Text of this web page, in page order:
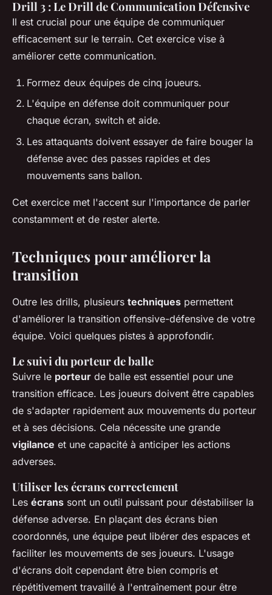
Drill 3 : Le Drill de Communication Défensive
Il est crucial pour une équipe de communiquer
efficacement sur le terrain. Cet exercice vise à
améliorer cette communication.
Formez deux équipes de cinq joueurs.
L'équipe en défense doit communiquer pour
chaque écran, switch et aide.
Les attaquants doivent essayer de faire bouger la
défense avec des passes rapides et des
mouvements sans ballon.
Cet exercice met l'accent sur l'importance de parler
constamment et de rester alerte.
Techniques pour améliorer la
transition
Outre les drills, plusieurs techniques permettent
d'améliorer la transition offensive-défensive de votre
équipe. Voici quelques pistes à approfondir.
Le suivi du porteur de balle
Suivre le porteur de balle est essentiel pour une
transition efficace. Les joueurs doivent être capables
de s'adapter rapidement aux mouvements du porteur
et à ses décisions. Cela nécessite une grande
vigilance et une capacité à anticiper les actions
adverses.
Utiliser les écrans correctement
Les écrans sont un outil puissant pour déstabiliser la
défense adverse. En plaçant des écrans bien
coordonnés, une équipe peut libérer des espaces et
faciliter les mouvements de ses joueurs. L'usage
d'écrans doit cependant être bien compris et
répétitivement travaillé à l'entraînement pour être